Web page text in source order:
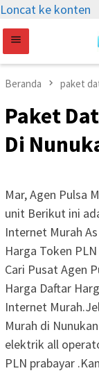
Loncat ke konten
Beranda paket
Paket
Di
Mar, Agen Pulsa
unit Berikut ini
Internet Murah
Harga Token
Cari Pusat Agen
Harga Daftar
Internet
Murah di
elektrik all
PLN prabayar